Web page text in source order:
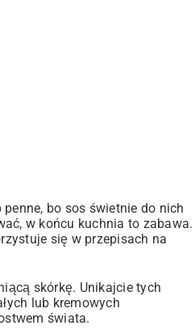
bo sos świetnie do nich
w końcu kuchnia to zabawa.
się w przepisach na
skórkę. Unikajcie tych
lub kremowych
świata.